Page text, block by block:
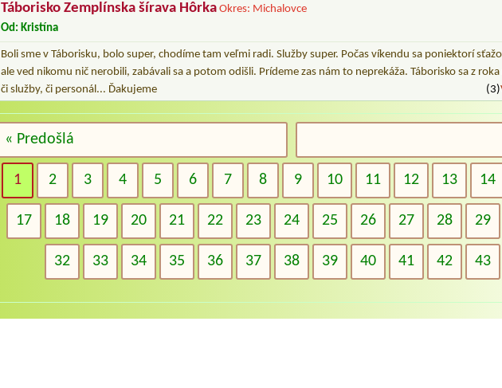
Táborisko Zemplínska šírava Hôrka Okres: Michalovce
Od: Kristína
Boli sme v Táborisku, bolo super, chodíme tam veľmi radi. Služby super. Počas víkendu sa poniektorí
ale ved nikomu nič nerobili, zabávali sa a potom odišli. Prídeme zas nám to neprekáža. Táborisko sa z
či služby, či personál... Ďakujeme
(3)
« Predošlá
1 2 3 4 5 6 7 8 9 10 11 12 13 14
17 18 19 20 21 22 23 24 25 26 27 28 29
32 33 34 35 36 37 38 39 40 41 42 43